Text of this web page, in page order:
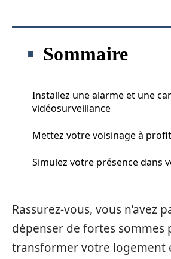
Sommaire
Installez une alarme et une
vidéosurveillance
Mettez votre voisinage à profit
Simulez votre présence dans
Rassurez-vous, vous n’avez
dépenser de fortes sommes
transformer votre logement